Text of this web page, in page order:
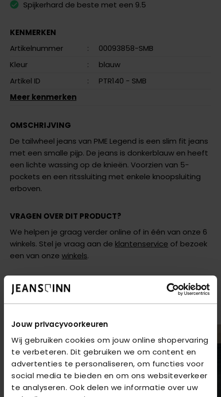
Jouw privacyvoorkeuren
Wij gebruiken cookies om jouw online shopervaring
te verbeteren. Dit gebruiken we om content en
advertenties te personaliseren, om functies voor
social media te bieden en om ons websiteverkeer
te analyseren. Ook delen we informatie over uw
Spijkerhard de beste met een 9.5
KENMERKEN
Artikelnummer
:
00093858-SMB
Kleur
:
blauw
Artikel ID
:
PTR140 - SMB
Meer kenmerken
OMSCHRIJVING
De tailwheel jeans van PME Legend is een slim fit jeans
met een smalle pijp. De jeans is donkerblauw en heeft
een lichte wassing op de knieën. Voorzien van 5-
pockets en een ritssluiting met enkele knoopsluiting
erboven.
VRAGEN OVER DIT PRODUCT?
We helpen je graag verder online of in één van onze 6
winkels. Stel je vraag aan de klantenservice of bezoek
een van onze winkels.
AANBEVOLEN VOOR JOU
shop hier de meest recente jeans van PME Legend